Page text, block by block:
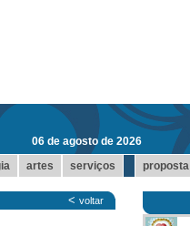
06 de agosto de 2026
artes serviços proposta
< voltar